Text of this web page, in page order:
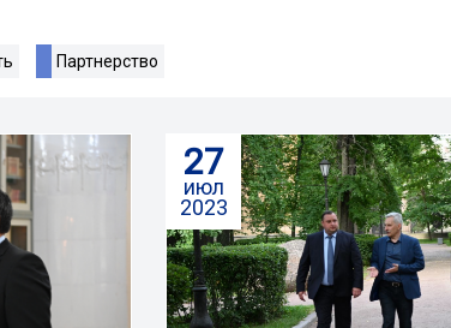
Партнерство
27
июл
2023